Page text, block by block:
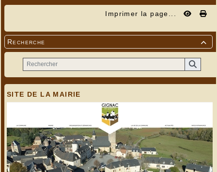
Imprimer la page...

Recherche
SITE DE LA MAIRIE